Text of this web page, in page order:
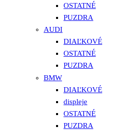
OSTATNÉ
PUZDRA
AUDI
DIAĽKOVÉ
OSTATNÉ
PUZDRA
BMW
DIAĽKOVÉ
displeje
OSTATNÉ
PUZDRA